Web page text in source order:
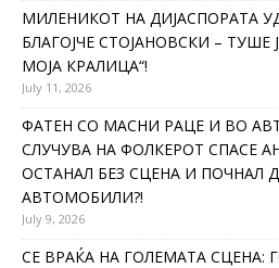
МИЛЕНИКОТ НА ДИЈАСПОРАТА
БЛАГОЈЧЕ СТОЈАНОВСКИ –
МОЈА КРАЛИЦА“!
July 11, 2026
ФАТЕН СО МАСНИ РАЦЕ И ВО
СЛУЧУВА НА ФОЛКЕРОТ СПАСЕ
ОСТАНАЛ БЕЗ СЦЕНА И ПОЧНАЛ
АВТОМОБИЛИ?!
July 9, 2026
СЕ ВРАЌА НА ГОЛЕМАТА СЦЕНА: